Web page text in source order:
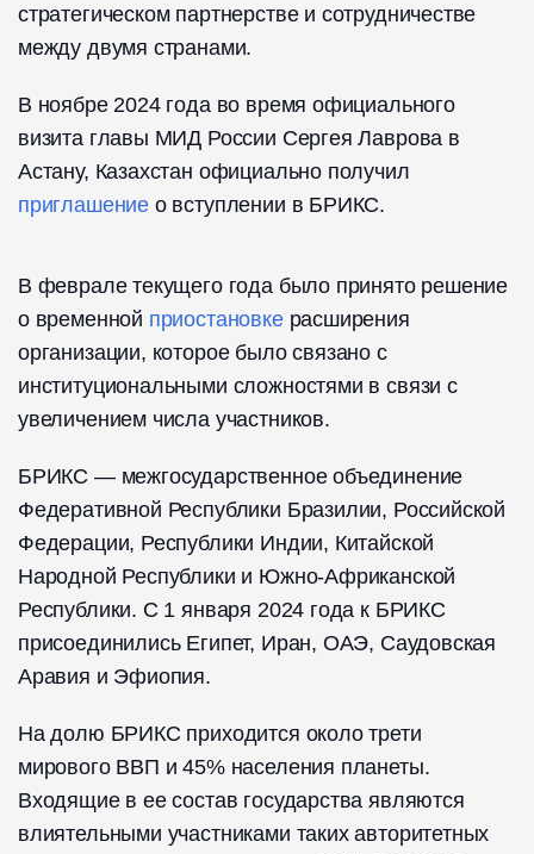
стратегическом партнерстве и сотрудничестве
между двумя странами.
В ноябре 2024 года во время официального
визита главы МИД России Сергея Лаврова в
Астану, Казахстан официально получил
приглашение о вступлении в БРИКС.
В феврале текущего года было принято решение
о временной приостановкерасширения
организации, которое было связано с
институциональными сложностями в связи с
увеличением числа участников.
БРИКС — межгосударственное объединение
Федеративной Республики Бразилии, Российской
Федерации, Республики Индии, Китайской
Народной Республики и Южно-Африканской
Республики. С 1 января 2024 года к БРИКС
присоединились Египет, Иран, ОАЭ, Саудовская
Аравия и Эфиопия.
На долю БРИКС приходится около трети
мирового ВВП и 45% населения планеты.
Входящие в ее состав государства являются
влиятельными участниками таких авторитетных